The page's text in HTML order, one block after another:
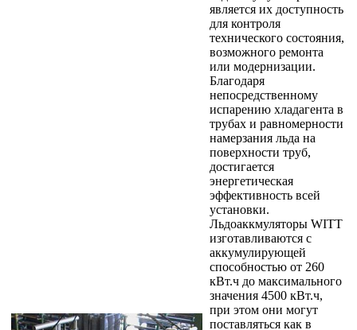
является их доступность
для контроля
технического состояния,
возможного ремонта
или модернизации.
Благодаря
непосредственному
испарению хладагента в
трубах и равномерности
намерзания льда на
поверхности труб,
достигается
энергетическая
эффективность всей
установки.
Льдоаккмуляторы WITT
изготавливаются с
аккумулирующей
способностью от 260
кВт.ч до максимального
значения 4500 кВт.ч,
при этом они могут
поставляться как в